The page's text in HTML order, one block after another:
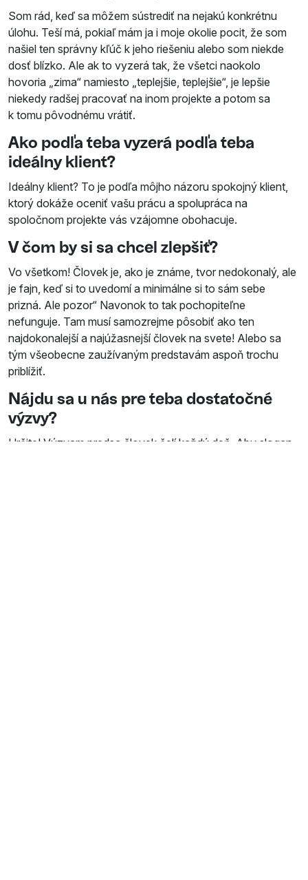
Som rád, keď sa môžem sústrediť na nejakú konkrétnu
úlohu. Teší má, pokiaľ mám ja i moje okolie pocit, že som
našiel ten správny kľúč k jeho riešeniu alebo som niekde
dosť blízko. Ale ak to vyzerá tak, že všetci naokolo
hovoria „zima“ namiesto „teplejšie, teplejšie“, je lepšie
niekedy radšej pracovať na inom projekte a potom sa
k tomu pôvodnému vrátiť.
Ako podľa teba vyzerá podľa teba
ideálny klient?
Ideálny klient? To je podľa môjho názoru spokojný klient,
ktorý dokáže oceniť vašu prácu a spolupráca na
spoločnom projekte vás vzájomne obohacuje.
V čom by si sa chcel zlepšiť?
Vo všetkom! Človek je, ako je známe, tvor nedokonalý, ale
je fajn, keď si to uvedomí a minimálne si to sám sebe
prizná. Ale pozor“ Navonok to tak pochopiteľne
nefunguje. Tam musí samozrejme pôsobiť ako ten
najdokonalejší a najúžasnejší človek na svete! Alebo sa
tým všeobecne zaužívaným predstavám aspoň trochu
priblížiť.
Nájdu sa u nás pre teba dostatočné
výzvy?
Určite! Výzvam predsa človek čelí každý deň. Aby slogan